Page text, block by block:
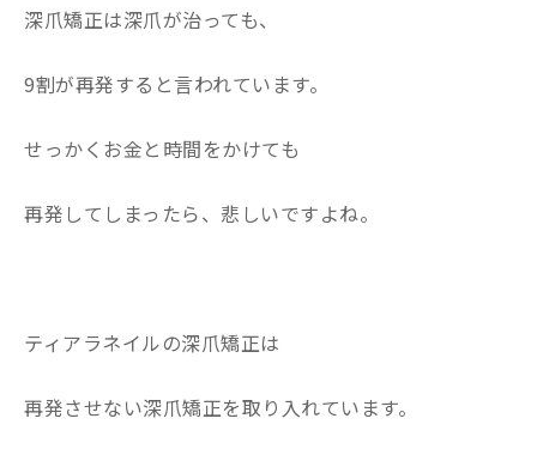
深爪矯正は深爪が治っても、
9割が再発すると言われています。
せっかくお金と時間をかけても
再発してしまったら、悲しいですよね。
ティアラネイルの深爪矯正は
再発させない深爪矯正を取り入れています。